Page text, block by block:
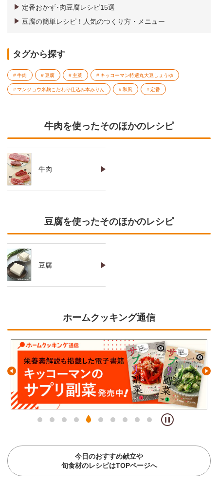
定番おかず･肉豆腐レシピ15選
豆腐の簡単レシピ！人気のつくり方・メニュー
タグから探す
牛肉 豆腐 主菜 キッコーマン特選丸大豆しょうゆ
マンジョウ米麹こだわり仕込み本みりん 和風 定番
牛肉を使ったそのほかのレシピ
牛肉
豆腐を使ったそのほかのレシピ
豆腐
ホームクッキング通信
今日のおすすめ献立や
旬食材のレシピはTOPページへ